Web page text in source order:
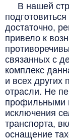
В нашей
достаточно,
привело к
связанных с
комплекс
и всех других
отрасли. Не
профильными
исключения
транспорта,
оснащение